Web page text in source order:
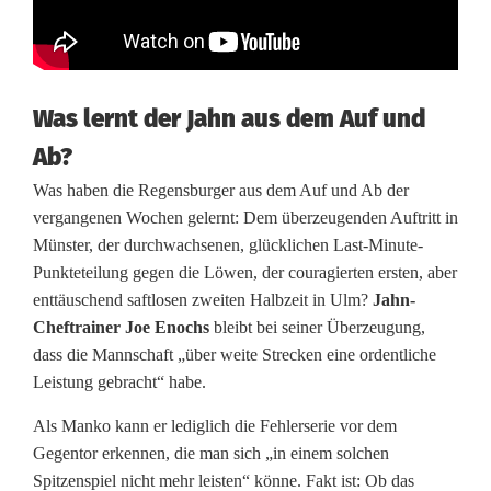
g
w
a
c
k
e
l
k
a
n
Was lernt der Jahn aus dem Auf und
Ab?
Was haben die Regensburger aus dem Auf und Ab der
vergangenen Wochen gelernt: Dem überzeugenden Auftritt in
Münster, der durchwachsenen, glücklichen Last-Minute-
Punkteteilung gegen die Löwen, der couragierten ersten, aber
enttäuschend saftlosen zweiten Halbzeit in Ulm? Jahn-
Cheftrainer Joe Enochs bleibt bei seiner Überzeugung,
dass die Mannschaft „über weite Strecken eine ordentliche
Leistung gebracht“ habe.
Als Manko kann er lediglich die Fehlerserie vor dem
Gegentor erkennen, die man sich „in einem solchen
Spitzenspiel nicht mehr leisten“ könne. Fakt ist: Ob das